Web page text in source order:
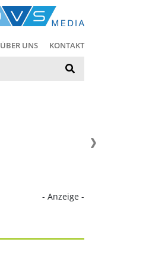
ÜBER UNS KONTAKT
- Anzeige -